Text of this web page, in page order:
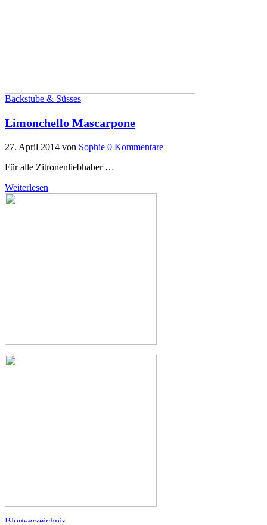
Backstube & Süsses
Limonchello Mascarpone
27. April 2014 von Sophie 0 Kommentare
Für alle Zitronenliebhaber …
Weiterlesen